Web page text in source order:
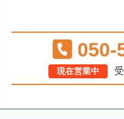
050-
現在営業中